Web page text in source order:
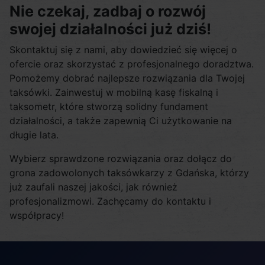
Nie czekaj, zadbaj o rozwój
swojej działalności już dziś!
Skontaktuj się z nami, aby dowiedzieć się więcej o
ofercie oraz skorzystać z profesjonalnego doradztwa.
Pomożemy dobrać najlepsze rozwiązania dla Twojej
taksówki. Zainwestuj w mobilną kasę fiskalną i
taksometr, które stworzą solidny fundament
działalności, a także zapewnią Ci użytkowanie na
długie lata.
Wybierz sprawdzone rozwiązania oraz dołącz do
grona zadowolonych taksówkarzy z Gdańska, którzy
już zaufali naszej jakości, jak również
profesjonalizmowi. Zachęcamy do kontaktu i
współpracy!